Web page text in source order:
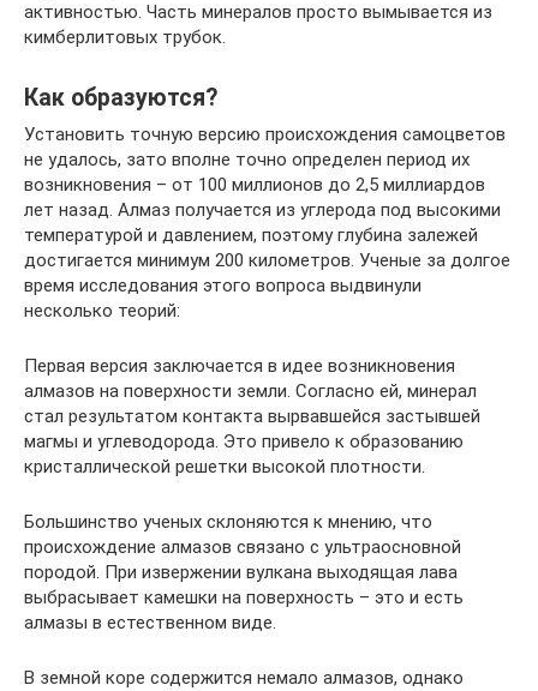
активностью. Часть минералов просто вымывается из
кимберлитовых трубок.
Как образуются?
Установить точную версию происхождения самоцветов
не удалось, зато вполне точно определен период их
возникновения – от 100 миллионов до 2,5 миллиардов
лет назад. Алмаз получается из углерода под высокими
температурой и давлением, поэтому глубина залежей
достигается минимум 200 километров. Ученые за долгое
время исследования этого вопроса выдвинули
несколько теорий:
Первая версия заключается в идее возникновения
алмазов на поверхности земли. Согласно ей, минерал
стал результатом контакта вырвавшейся застывшей
магмы и углеводорода. Это привело к образованию
кристаллической решетки высокой плотности.
Большинство ученых склоняются к мнению, что
происхождение алмазов связано с ультраосновной
породой. При извержении вулкана выходящая лава
выбрасывает камешки на поверхность – это и есть
алмазы в естественном виде.
В земной коре содержится немало алмазов, однако